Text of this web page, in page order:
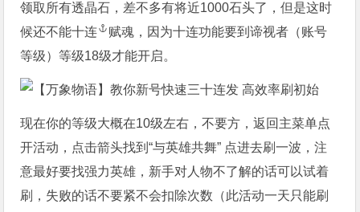
领取所有透晶石，差不多有将近1000石头了，但是这时
候还不能十连
赋魂，因为十连功能要到谛视者（账号
等级）等级18级才能开启。
现在你的等级大概在10级左右，不要方，返回主菜单点
开活动，点击箭头找到“与英雄共舞” 点进去刷一波，注
意最好要找强力英雄，新手对人物不了解的话可以试着
刷，失败的话不要紧不会扣除次数（此活动一天只能刷